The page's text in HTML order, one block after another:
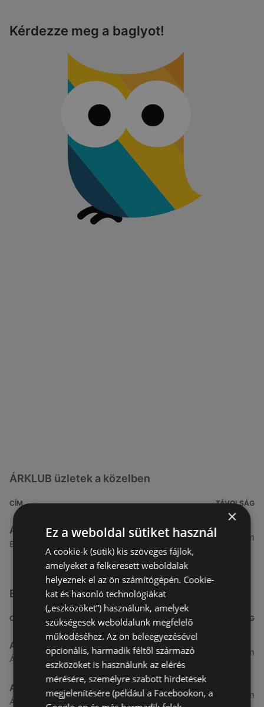
Kérdezze meg a baglyot!
ÁRKLUB üzletek a közelben
CÍM TÁVOLSÁG
ÁRKLUB
Budafoki út 111-113, 1117 Budapest
191,49 km
Egyéb Szupermarketek üzletek a közelben
CÍM TÁVOLSÁG
Aldi
Ágfalvi út 4/A., 9400 Sopron
3,26 km
ALDI
Ágfalvi út 4/a, 9400 Sopron
3,26 km
×
Ez a weboldal sütiket használ
A cookie-k (sütik) kis szöveges fájlok,
amelyeket a felkeresett weboldalak
helyeznek el az ön számítógépén. Cookie-
kat és hasonló technológiákat
(„eszközöket”) használunk, amelyek
szükségesek weboldalunk megfelelő
működéséhez. Az ön beleegyezésével
opcionális, harmadik féltől származó
eszközöket is használunk az elérés
mérésére, személyre szabott hirdetések
megjelenítésére (például a Facebookon, a